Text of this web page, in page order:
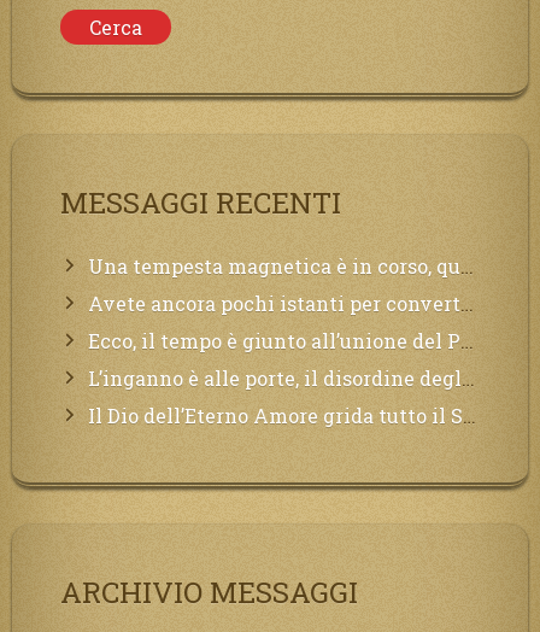
MESSAGGI RECENTI
Una tempesta magnetica è in corso, questa generazione patirà. Il black out non tarderà ad arrivare e tutta la Terra sarà oscurata.
Avete ancora pochi istanti per convertirvi, non perdete tempo, la sciagura arriverà all’improvviso e per chi non si sarà preparato saranno dolori.
Ecco, il tempo è giunto all’unione del Padre con il figlio, non avete che da attendere pochissimo.
L’inganno è alle porte, il disordine degli ordinati urlerà perdono, ma sarà troppo tardi, il tradimento è stato grande!
Il Dio dell’Eterno Amore grida tutto il Suo bene per i Suoi,richiama a Sé i lontani, affinché si pentano e tornino a Lui:
ARCHIVIO MESSAGGI